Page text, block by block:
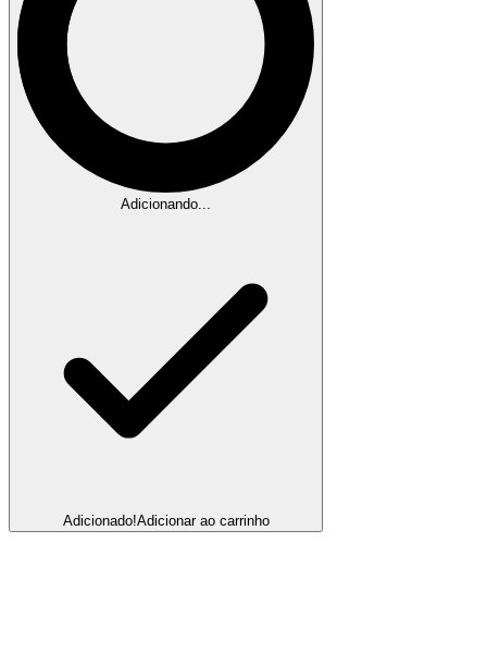
Adicionando...
Adicionado!Adicionar ao carrinho